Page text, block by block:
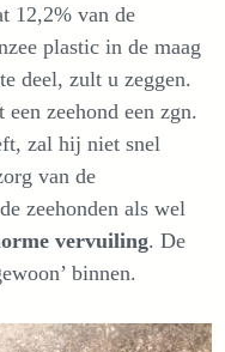
12,2% van de
plastic in de maag
deel, zult u zeggen.
zeehond een zgn.
zal hij niet snel
van de
zeehonden als wel
vervuiling. De
binnen.